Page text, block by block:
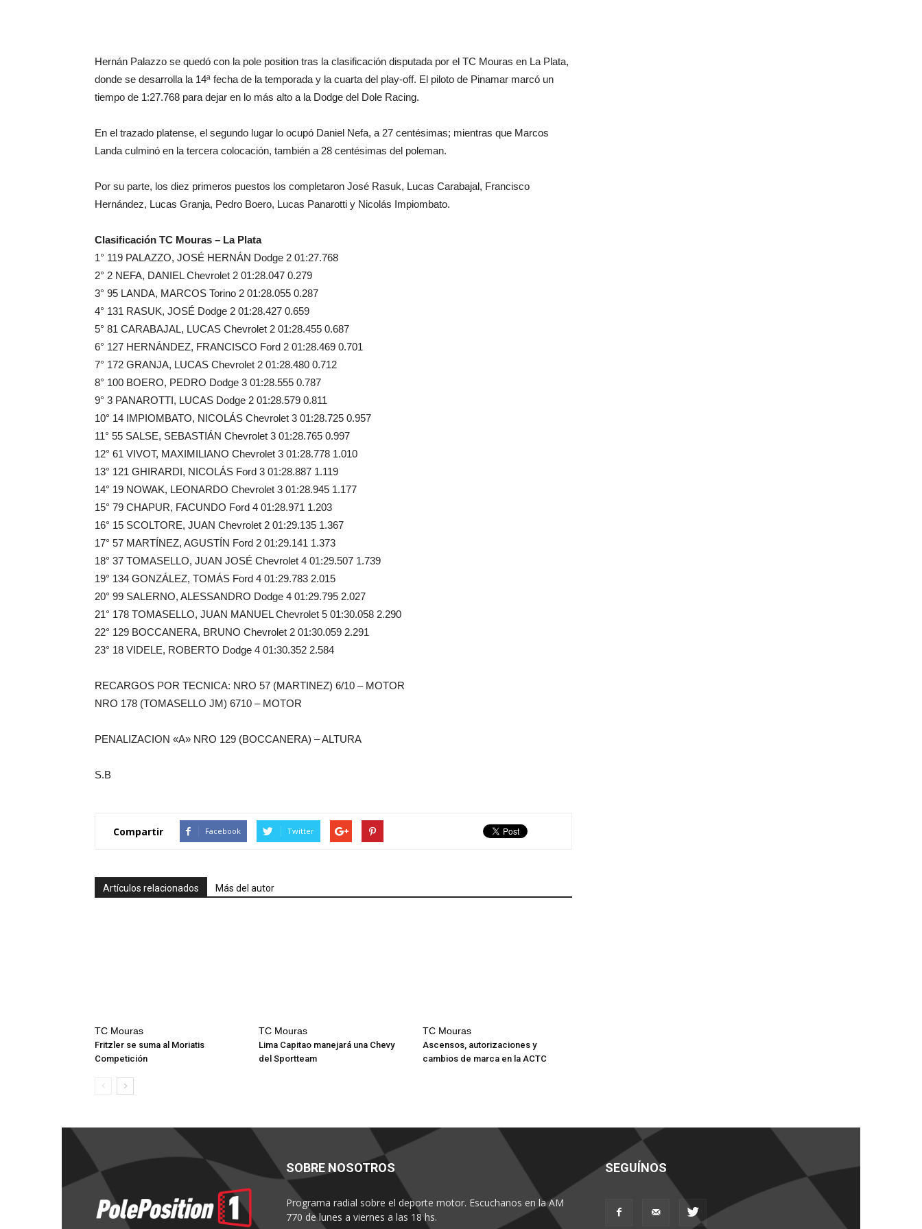
Hernán Palazzo se quedó con la pole position tras la clasificación disputada por el TC Mouras en La Plata,
donde se desarrolla la 14ª fecha de la temporada y la cuarta del play-off. El piloto de Pinamar marcó un
tiempo de 1:27.768 para dejar en lo más alto a la Dodge del Dole Racing.
En el trazado platense, el segundo lugar lo ocupó Daniel Nefa, a 27 centésimas; mientras que Marcos
Landa culminó en la tercera colocación, también a 28 centésimas del poleman.
Por su parte, los diez primeros puestos los completaron José Rasuk, Lucas Carabajal, Francisco
Hernández, Lucas Granja, Pedro Boero, Lucas Panarotti y Nicolás Impiombato.
Clasificación TC Mouras – La Plata
1° 119 PALAZZO, JOSÉ HERNÁN Dodge 2 01:27.768
2° 2 NEFA, DANIEL Chevrolet 2 01:28.047 0.279
3° 95 LANDA, MARCOS Torino 2 01:28.055 0.287
4° 131 RASUK, JOSÉ Dodge 2 01:28.427 0.659
5° 81 CARABAJAL, LUCAS Chevrolet 2 01:28.455 0.687
6° 127 HERNÁNDEZ, FRANCISCO Ford 2 01:28.469 0.701
7° 172 GRANJA, LUCAS Chevrolet 2 01:28.480 0.712
8° 100 BOERO, PEDRO Dodge 3 01:28.555 0.787
9° 3 PANAROTTI, LUCAS Dodge 2 01:28.579 0.811
10° 14 IMPIOMBATO, NICOLÁS Chevrolet 3 01:28.725 0.957
11° 55 SALSE, SEBASTIÁN Chevrolet 3 01:28.765 0.997
12° 61 VIVOT, MAXIMILIANO Chevrolet 3 01:28.778 1.010
13° 121 GHIRARDI, NICOLÁS Ford 3 01:28.887 1.119
14° 19 NOWAK, LEONARDO Chevrolet 3 01:28.945 1.177
15° 79 CHAPUR, FACUNDO Ford 4 01:28.971 1.203
16° 15 SCOLTORE, JUAN Chevrolet 2 01:29.135 1.367
17° 57 MARTÍNEZ, AGUSTÍN Ford 2 01:29.141 1.373
18° 37 TOMASELLO, JUAN JOSÉ Chevrolet 4 01:29.507 1.739
19° 134 GONZÁLEZ, TOMÁS Ford 4 01:29.783 2.015
20° 99 SALERNO, ALESSANDRO Dodge 4 01:29.795 2.027
21° 178 TOMASELLO, JUAN MANUEL Chevrolet 5 01:30.058 2.290
22° 129 BOCCANERA, BRUNO Chevrolet 2 01:30.059 2.291
23° 18 VIDELE, ROBERTO Dodge 4 01:30.352 2.584
RECARGOS POR TECNICA: NRO 57 (MARTINEZ) 6/10 – MOTOR
NRO 178 (TOMASELLO JM) 6710 – MOTOR
PENALIZACION «A» NRO 129 (BOCCANERA) – ALTURA
S.B
Compartir Facebook Twitter
Artículos relacionados Más del autor
TC Mouras
Fritzler se suma al Moriatis
Competición
TC Mouras
Lima Capitao manejará una Chevy
del Sportteam
TC Mouras
Ascensos, autorizaciones y
cambios de marca en la ACTC
SOBRE NOSOTROS
Programa radial sobre el deporte motor. Escuchanos en la AM
770 de lunes a viernes a las 18 hs.
SEGUÍNOS